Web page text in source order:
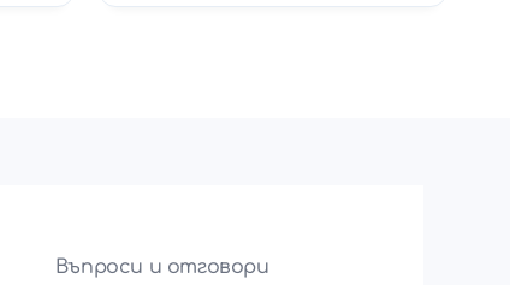
Въпроси и отговори